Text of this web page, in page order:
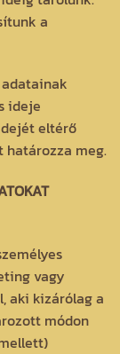
a
ideje
eltérő
meg.
vagy
aki kizárólag a
módon